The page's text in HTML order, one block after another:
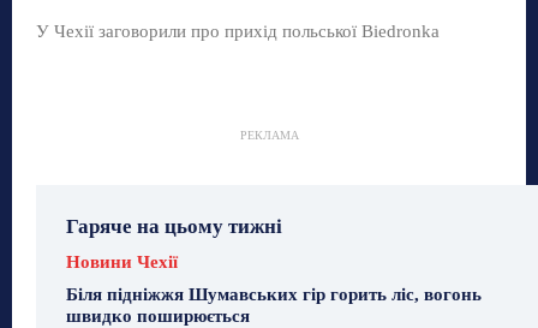
У Чехії заговорили про прихід польської Biedronka
РЕКЛАМА
Гаряче на цьому тижні
Новини Чехії
Біля підніжжя Шумавських гір горить ліс, вогонь
швидко поширюється